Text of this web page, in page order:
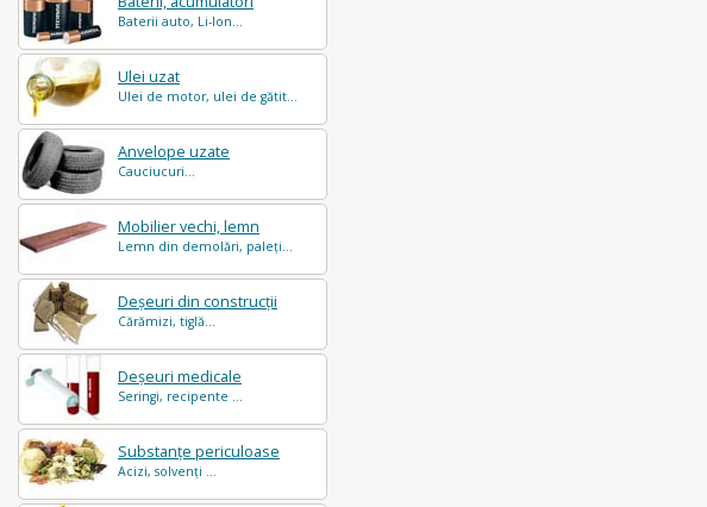
Baterii auto, Li-Ion...
Ulei uzat
Ulei de motor, ulei de gătit...
Anvelope uzate
Cauciucuri...
Mobilier vechi, lemn
Lemn din demolări, paleți...
Deșeuri din construcții
Cărămizi, tiglă...
Deșeuri medicale
Seringi, recipente ...
Substanțe periculoase
Acizi, solvenți ...